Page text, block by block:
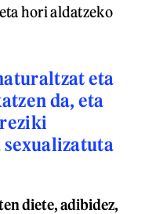
hori aldatzeko
eta
da, eta
diete, adibidez,